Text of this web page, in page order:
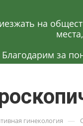
на
Благодарим за
гинекология —